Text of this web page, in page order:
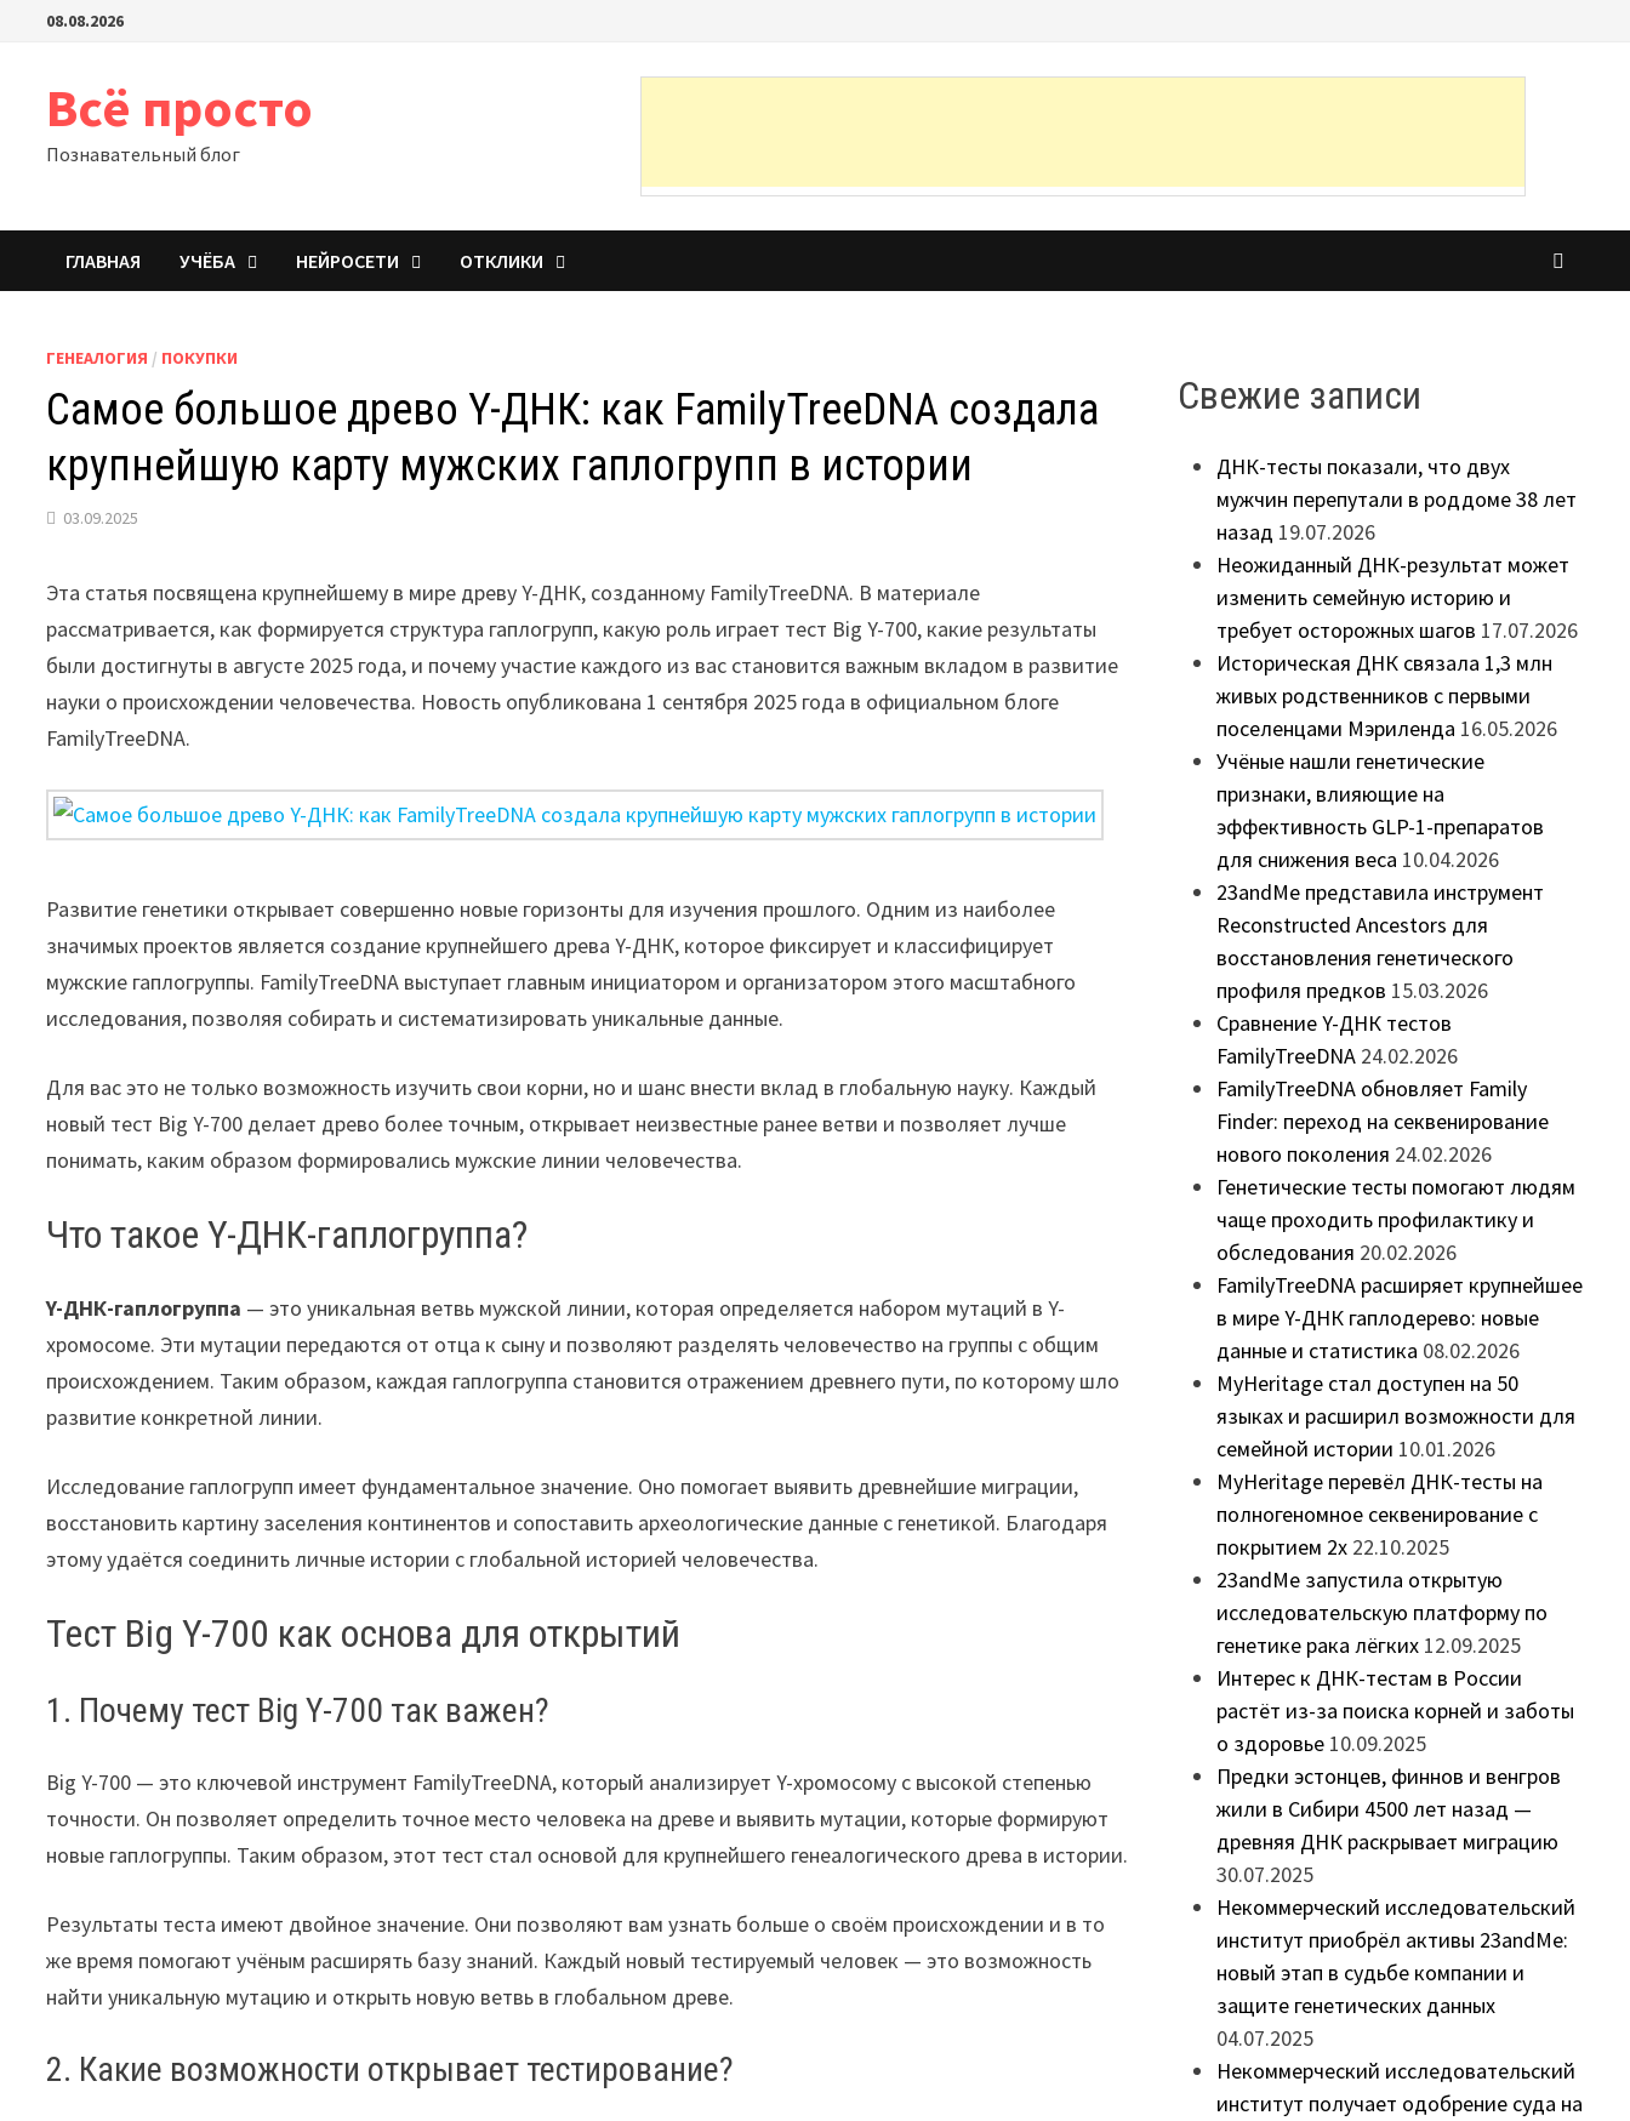
Перейти08.08.2026
Всё просто
Познавательный блог
ГЛАВНАЯ УЧЁБА НЕЙРОСЕТИ ОТКЛИКИ
ГЕНЕАЛОГИЯ / ПОКУПКИ
Самое большое древо Y-ДНК: как FamilyTreeDNA создала
крупнейшую карту мужских гаплогрупп в истории
03.09.2025
Эта статья посвящена крупнейшему в мире древу Y-ДНК, созданному FamilyTreeDNA. В материале
рассматривается, как формируется структура гаплогрупп, какую роль играет тест Big Y-700, какие результаты
были достигнуты в августе 2025 года, и почему участие каждого из вас становится важным вкладом в развитие
науки о происхождении человечества. Новость опубликована 1 сентября 2025 года в официальном блоге
FamilyTreeDNA.
Развитие генетики открывает совершенно новые горизонты для изучения прошлого. Одним из наиболее
значимых проектов является создание крупнейшего древа Y-ДНК, которое фиксирует и классифицирует
мужские гаплогруппы. FamilyTreeDNA выступает главным инициатором и организатором этого масштабного
исследования, позволяя собирать и систематизировать уникальные данные.
Для вас это не только возможность изучить свои корни, но и шанс внести вклад в глобальную науку. Каждый
новый тест Big Y-700 делает древо более точным, открывает неизвестные ранее ветви и позволяет лучше
понимать, каким образом формировались мужские линии человечества.
Что такое Y-ДНК-гаплогруппа?
Y-ДНК-гаплогруппа — это уникальная ветвь мужской линии, которая определяется набором мутаций в Y-
хромосоме. Эти мутации передаются от отца к сыну и позволяют разделять человечество на группы с общим
происхождением. Таким образом, каждая гаплогруппа становится отражением древнего пути, по которому шло
развитие конкретной линии.
Исследование гаплогрупп имеет фундаментальное значение. Оно помогает выявить древнейшие миграции,
восстановить картину заселения континентов и сопоставить археологические данные с генетикой. Благодаря
этому удаётся соединить личные истории с глобальной историей человечества.
Тест Big Y-700 как основа для открытий
1. Почему тест Big Y-700 так важен?
Big Y-700 — это ключевой инструмент FamilyTreeDNA, который анализирует Y-хромосому с высокой степенью
точности. Он позволяет определить точное место человека на древе и выявить мутации, которые формируют
новые гаплогруппы. Таким образом, этот тест стал основой для крупнейшего генеалогического древа в истории.
Результаты теста имеют двойное значение. Они позволяют вам узнать больше о своём происхождении и в то
же время помогают учёным расширять базу знаний. Каждый новый тестируемый человек — это возможность
найти уникальную мутацию и открыть новую ветвь в глобальном древе.
2. Какие возможности открывает тестирование?
Свежие записи
ДНК-тесты показали, что двух
мужчин перепутали в роддоме 38 лет
назад 19.07.2026
Неожиданный ДНК-результат может
изменить семейную историю и
требует осторожных шагов 17.07.2026
Историческая ДНК связала 1,3 млн
живых родственников с первыми
поселенцами Мэриленда 16.05.2026
Учёные нашли генетические
признаки, влияющие на
эффективность GLP-1-препаратов
для снижения веса 10.04.2026
23andMe представила инструмент
Reconstructed Ancestors для
восстановления генетического
профиля предков 15.03.2026
Сравнение Y-ДНК тестов
FamilyTreeDNA 24.02.2026
FamilyTreeDNA обновляет Family
Finder: переход на секвенирование
нового поколения 24.02.2026
Генетические тесты помогают людям
чаще проходить профилактику и
обследования 20.02.2026
FamilyTreeDNA расширяет крупнейшее
в мире Y-ДНК гаплодерево: новые
данные и статистика 08.02.2026
MyHeritage стал доступен на 50
языках и расширил возможности для
семейной истории 10.01.2026
MyHeritage перевёл ДНК-тесты на
полногеномное секвенирование с
покрытием 2x 22.10.2025
23andMe запустила открытую
исследовательскую платформу по
генетике рака лёгких 12.09.2025
Интерес к ДНК-тестам в России
растёт из-за поиска корней и заботы
о здоровье 10.09.2025
Предки эстонцев, финнов и венгров
жили в Сибири 4500 лет назад —
древняя ДНК раскрывает миграцию
30.07.2025
Некоммерческий исследовательский
институт приобрёл активы 23andMe:
новый этап в судьбе компании и
защите генетических данных
04.07.2025
Некоммерческий исследовательский
институт получает одобрение суда на